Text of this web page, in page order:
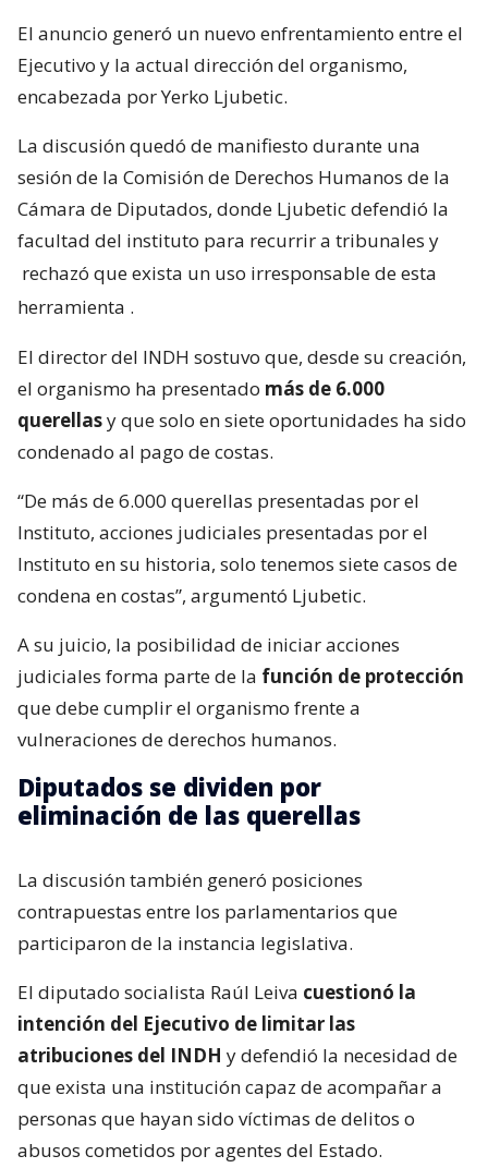
El anuncio generó un nuevo enfrentamiento entre el
Ejecutivo y la actual dirección del organismo,
encabezada por Yerko Ljubetic.
La discusión quedó de manifiesto durante una
sesión de la Comisión de Derechos Humanos de la
Cámara de Diputados, donde Ljubetic defendió la
facultad del instituto para recurrir a tribunales y
rechazó que exista un uso irresponsable de esta
herramienta .
El director del INDH sostuvo que, desde su creación,
el organismo ha presentado más de 6.000
querellasy que solo en siete oportunidades ha sido
condenado al pago de costas.
“De más de 6.000 querellas presentadas por el
Instituto, acciones judiciales presentadas por el
Instituto en su historia, solo tenemos siete casos de
condena en costas”, argumentó Ljubetic.
A su juicio, la posibilidad de iniciar acciones
judiciales forma parte de la función de protección
que debe cumplir el organismo frente a
vulneraciones de derechos humanos.
Diputados se dividen por
eliminación de las querellas
La discusión también generó posiciones
contrapuestas entre los parlamentarios que
participaron de la instancia legislativa.
El diputado socialista Raúl Leiva cuestionó la
intención del Ejecutivo de limitar las
atribuciones del INDH y defendió la necesidad de
que exista una institución capaz de acompañar a
personas que hayan sido víctimas de delitos o
abusos cometidos por agentes del Estado.